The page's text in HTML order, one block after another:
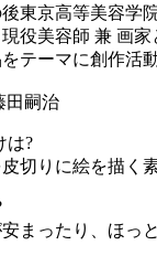
東京高等美容学院
役美容師 兼 画家
テーマに創作活
田嗣治
は?
切りに絵を描く
まったり、ほっ